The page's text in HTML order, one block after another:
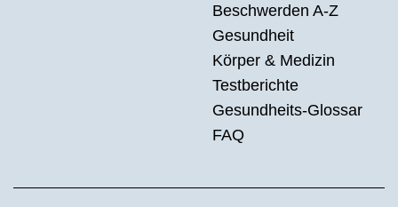
Beschwerden A-Z
Gesundheit
Körper & Medizin
Testberichte
Gesundheits-Glossar
FAQ